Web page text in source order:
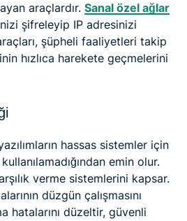
araçlardır. Sanal özel ağlar
şifreleyip IP adresinizi
şüpheli faaliyetleri takip
hızlıca harekete geçmelerini
hassas sistemler için
emin olur.
verme sistemlerini kapsar.
düzgün çalışmasını
hatalarını düzeltir, güvenli